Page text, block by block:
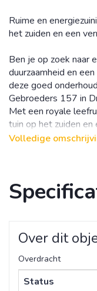
Ruime en
het zuiden en een
Ben je op zoek naar
duurzaamheid en
deze goed
Gebroeders 157 in
Met een royale
tuin op het zuiden
woning alles wat je
een fijne plek om
te praten. Centraal
van een
nieuwe vaatwasser
sfeervolle
van de woning.
Volledige
Over dit
Overdracht
Status